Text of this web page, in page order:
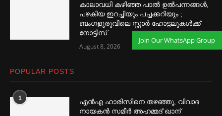
കാലാവധി കഴിഞ്ഞ പാല്‍ ഉല്‍പന്നങ്ങള്‍,
പഴകിയ ഇറച്ചിയും പച്ചക്കറിയും ;
ബംഗളൂരുവിലെ സ്റ്റാര്‍ ഹോട്ടലുകള്‍ക്ക്
നോട്ടീസ്
August 8, 2026
POPULAR POSTS
1
എൻഎ ഹാരിസിനെ തഴ‌‍ഞ്ഞു, വിവാദ
നായകൻ സമീര്‍ അഹമ്മദ് ഖാന്
Join Our WhatsApp Group